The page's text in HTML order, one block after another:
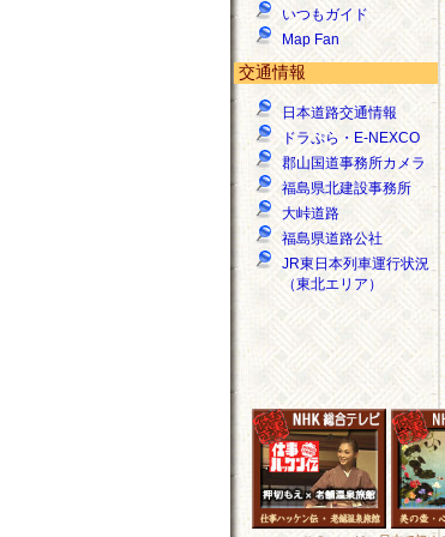
いつもガイド
Map Fan
交通情報
日本道路交通情報
ドラぷら・E-NEXCO
郡山国道事務所カメラ
福島県北建設事務所
大峠道路
福島県道路公社
JR東日本列車運行状況
（東北エリア）